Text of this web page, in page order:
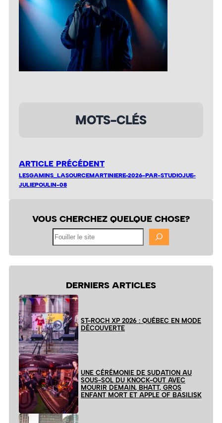
MOTS-CLÉS
ARTICLE PRÉCÉDENT
LESGAMINS_LASOURCEMARTINIERE-2026-PAR-STUDIOJUE-
JULIEPOULIN-08
VOUS CHERCHEZ QUELQUE CHOSE?
DERNIERS ARTICLES
ST-ROCH XP 2026 : QUÉBEC EN MODE
DÉCOUVERTE
UNE CÉRÉMONIE DE SUDATION AU
SOUS-SOL DU KNOCK-OUT AVEC
MOURIR DEMAIN, BHATT, GROS
ENFANT MORT ET APPLE OF BASILISK